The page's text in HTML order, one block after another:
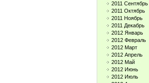
2011 Сентябрь
2011 Октябрь
2011 Ноябрь
2011 Декабрь
2012 Январь
2012 Февраль
2012 Март
2012 Апрель
2012 Май
2012 Июнь
2012 Июль